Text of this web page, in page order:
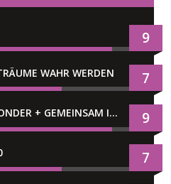
9
WAHR WERDEN 7
SUPER MARIO BROS. WONDER + GEMEINSAM IM BELLABEL-PARK 9
7